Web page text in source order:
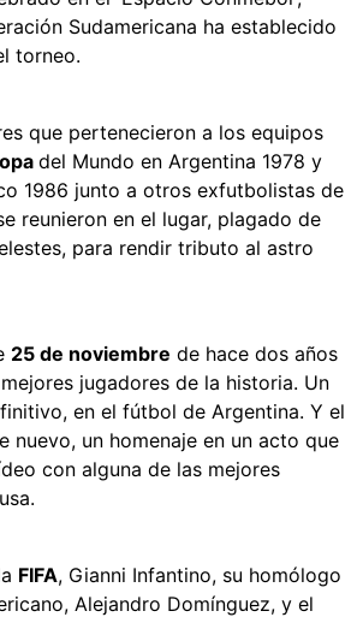
Sudamericana ha establecido
torneo.
que pertenecieron a los equipos
del Mundo en Argentina 1978 y
1986 junto a otros exfutbolistas de
reunieron en el lugar, plagado de
para rendir tributo al astro
25 de noviembre de hace dos años
jugadores de la historia. Un
en el fútbol de Argentina. Y el
nuevo, un homenaje en un acto que
con alguna de las mejores
FIFA, Gianni Infantino, su homólogo
Alejandro Domínguez, y el